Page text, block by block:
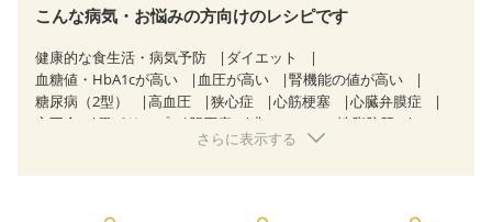
こんな病気・お悩みの方向けのレシピです
健康的な食生活・病気予防
ダイエット
血糖値・HbA1cが高い
血圧が高い
腎機能の値が高い
糖尿病（2型）
高血圧 狭心症 心筋梗塞
心臓弁膜症
心不全
胃ポリープ 胆石症
非アルコール性脂肪肝
睡眠時無呼吸症候群
さらに表示する